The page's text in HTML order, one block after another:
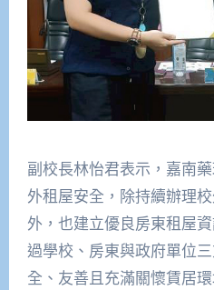
副校長林怡君表示，嘉南
外租屋安全，除持續辦理
外，也建立優良房東租屋
過學校、房東與政府單位
全、友善且充滿關懷賃居